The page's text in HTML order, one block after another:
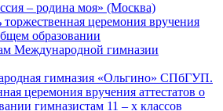
– родина моя» (Москва)
гимназия «Ольгино» СПбГУП.
церемония вручения аттестатов о
гимназистам 11 – х классов